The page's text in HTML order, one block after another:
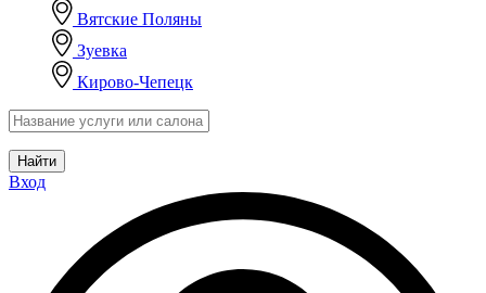
Вятские Поляны
Зуевка
Кирово-Чепецк
Найти
Вход